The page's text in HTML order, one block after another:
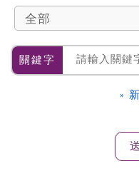
關鍵字
»